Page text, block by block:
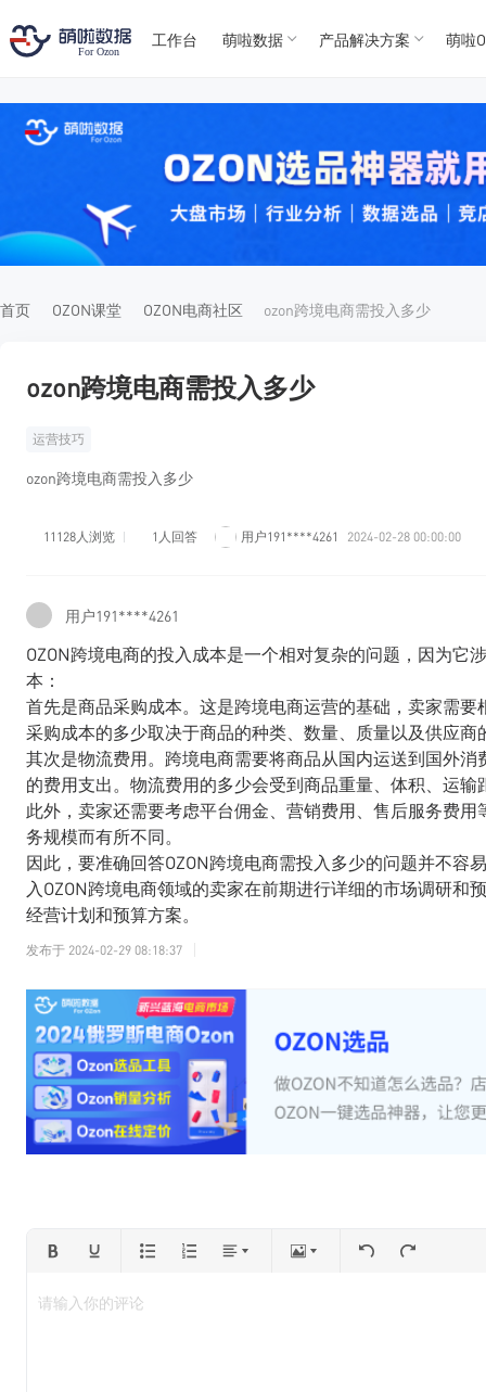
For
For
工作台 萌啦数据 产品解决方案 萌啦
首页 OZON课堂 OZON电商社区 ozon跨境电商需投入多少
ozon跨境电商需投入多少
运营技巧
ozon跨境电商需投入多少
11128人浏览 1人回答 用户191****4261 2024-02-28 00:00:00
用户191****4261
OZON跨境电商的投入成本是一个相对复杂的问题，因为
本：
首先是商品采购成本。这是跨境电商运营的基础，卖家需
采购成本的多少取决于商品的种类、数量、质量以及供应商
其次是物流费用。跨境电商需要将商品从国内运送到国外
的费用支出。物流费用的多少会受到商品重量、体积、运
此外，卖家还需要考虑平台佣金、营销费用、售后服务费
务规模而有所不同。
因此，要准确回答OZON跨境电商需投入多少的问题并不
入OZON跨境电商领域的卖家在前期进行详细的市场调研
经营计划和预算方案。
发布于 2024-02-29 08:18:37
请输入你的评论